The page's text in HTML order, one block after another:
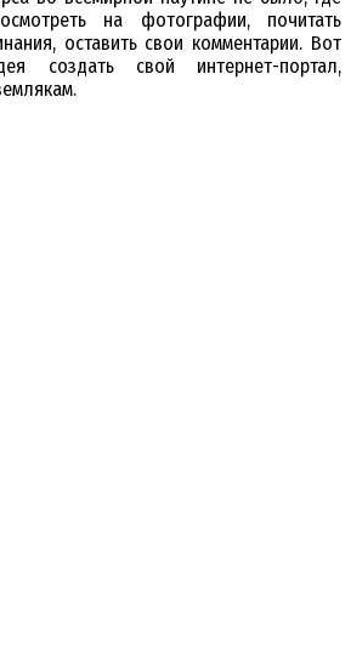
на фотографии, почитать
оставить свои комментарии. Вот
создать свой интернет-портал,